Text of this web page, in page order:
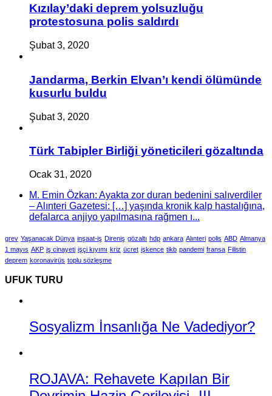
Kızılay’daki deprem yolsuzluğu
protestosuna polis saldırdı
Şubat 3, 2020
Jandarma, Berkin Elvan’ı kendi ölümünde
kusurlu buldu
Şubat 3, 2020
Türk Tabipler Birliği yöneticileri gözaltında
Ocak 31, 2020
M. Emin Özkan: Ayakta zor duran bedenini salıverdiler
– Alınteri Gazetesi: […] yaşında kronik kalp hastalığına,
defalarca anjiyo yapılmasına rağmen ı...
grev Yaşanacak Dünya inşaat-iş Direniş gözaltı hdp ankara Alınteri polis ABD Almanya
1 mayıs AKP iş cinayeti işçi kıyımı kriz ücret işkence tikb pandemi fransa Filistin
deprem koronavirüs toplu sözleşme
UFUK TURU
Sosyalizm İnsanlığa Ne Vadediyor?
ROJAVA: Rehavete Kapılan Bir